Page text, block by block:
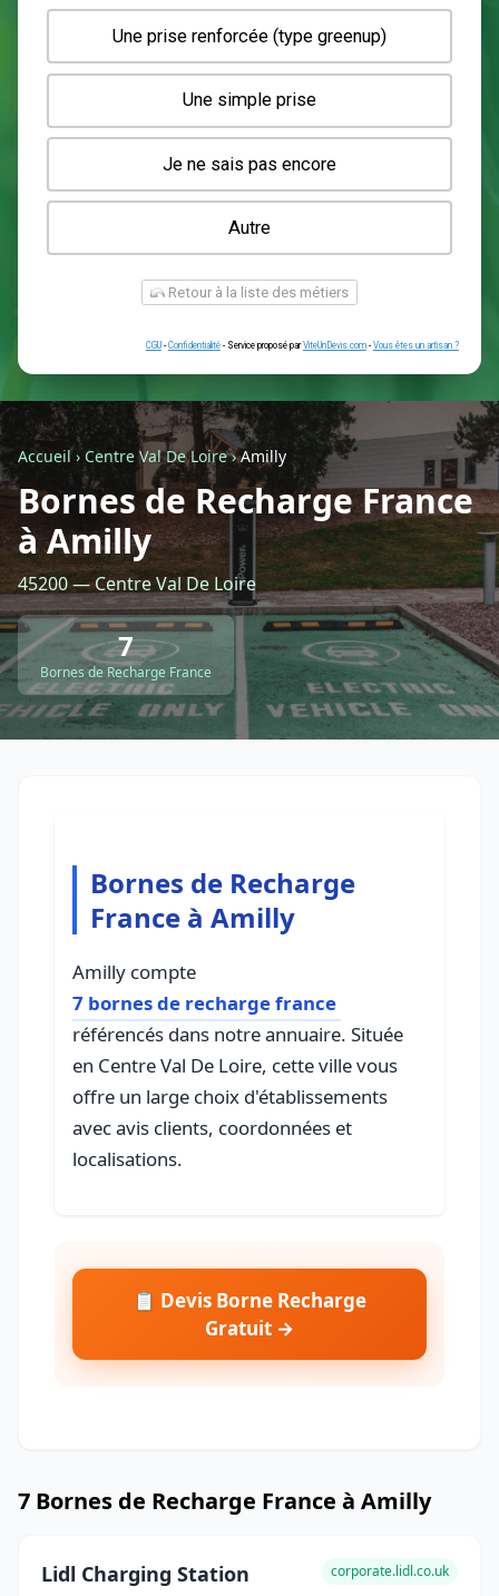
Une wallbox en triphasé (22kW)
Une wallbox en monophasé (7kW)
Une prise renforcée (type greenup)
Une simple prise
Je ne sais pas encore
Autre
Retour à la liste des métiers
CGU-Confidentialité- Service proposé parViteUnDevis.com-Vous
Accueil› Centre Val De Loire›Amilly
Bornes de Recharge France
à Amilly
45200 — Centre Val De Loire
7
Bornes de Recharge France
Bornes de Recharge
France à Amilly
Amilly compte
7 bornes de recharge france
référencés dans notre annuaire. Située
en Centre Val De Loire, cette ville vous
offre un large choix d'établissements
avec avis clients, coordonnées et
localisations.
📋 Devis Borne Recharge
Gratuit →
7 Bornes de Recharge France à Amilly
Lidl Charging Station corporate.lidl.co.uk